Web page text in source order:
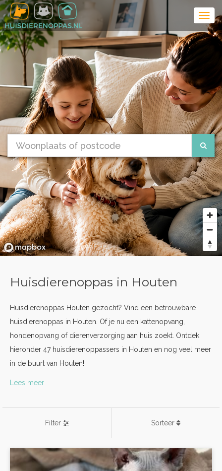
Huisdierenoppas in Houten
Huisdierenoppas Houten gezocht? Vind een betrouwbare
huisdierenoppas in Houten. Of je nu een kattenopvang,
hondenopvang of dierenverzorging aan huis zoekt. Ontdek
hieronder 47 huisdierenoppassers in Houten en nog veel meer
in de buurt van Houten!
Lees meer
Filter Sorteer